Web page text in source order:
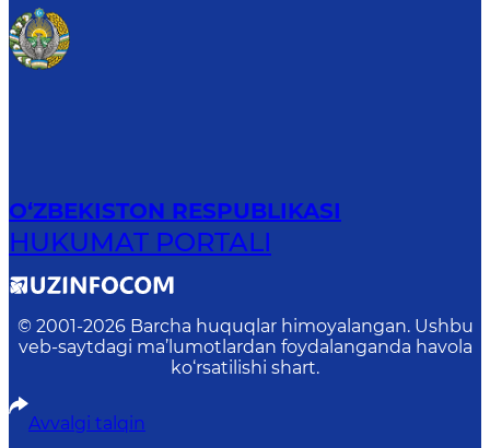
O‘ZBEKISTON RESPUBLIKASI
HUKUMAT PORTALI
© 2001-2026 Barcha huquqlar himoyalangan. Ushbu
veb-saytdagi ma’lumotlardan foydalanganda havola
ko‘rsatilishi shart.
Avvalgi talqin